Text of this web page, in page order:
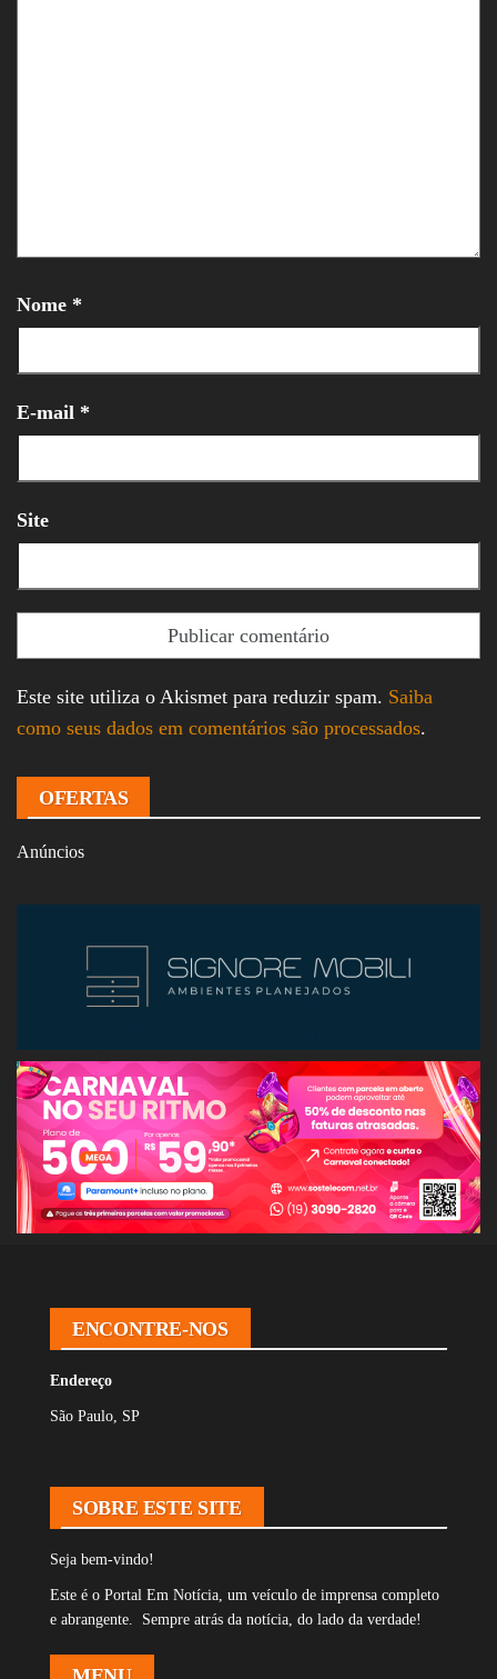
Nome *
E-mail *
Site
Este site utiliza o Akismet para reduzir spam. Saiba
como seus dados em comentários são processados.
OFERTAS
Anúncios
ENCONTRE-NOS
Endereço
São Paulo, SP
SOBRE ESTE SITE
Seja bem-vindo!
Este é o Portal Em Notícia, um veículo de imprensa completo
e abrangente. Sempre atrás da notícia, do lado da verdade!